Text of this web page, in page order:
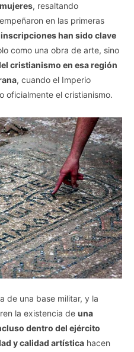
, resaltando
en las primeras
inscripciones han sido clave
como una obra de arte, sino
cristianismo en esa región
, cuando el Imperio
oficialmente el cristianismo.
de una base militar, y la
la existencia de una
dentro del ejército
y calidad artística hacen